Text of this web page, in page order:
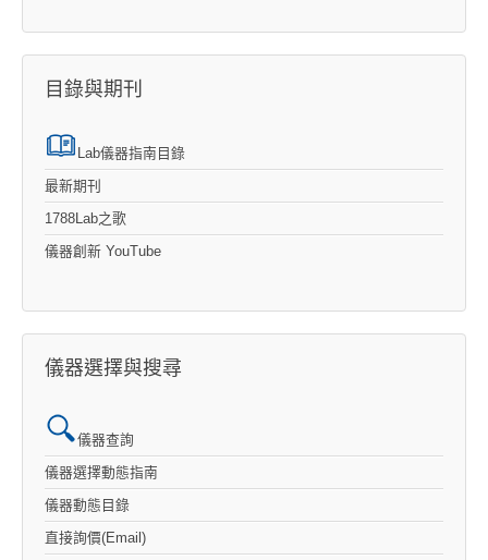
目錄與期刊
Lab儀器指南目錄
最新期刊
1788Lab之歌
儀器創新 YouTube
儀器選擇與搜尋
儀器查詢
儀器選擇動態指南
儀器動態目錄
直接詢價(Email)